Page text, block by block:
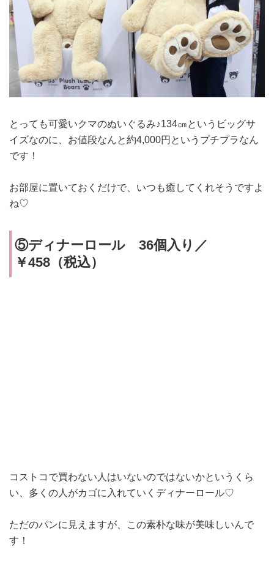
とっても可愛いクマのぬいぐるみ♪134㎝というビッグサ
イズなのに、お値段なんと約4,000円というプチプラなん
です！
お部屋に置いておくだけで、いつも癒してくれそうですよ
ね♡
⑤ディナーロール 36個入り／
￥458（税込）
コストコで買わない人はいないのではないかというくら
い、多くの人がカゴに入れていくディナーロール♡
ただのパンに見えますが、この素朴な味が美味しいんで
す！